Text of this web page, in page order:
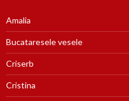
Amalia
Bucataresele vesele
Criserb
Cristina